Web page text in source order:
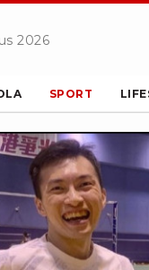
2026
SPORT